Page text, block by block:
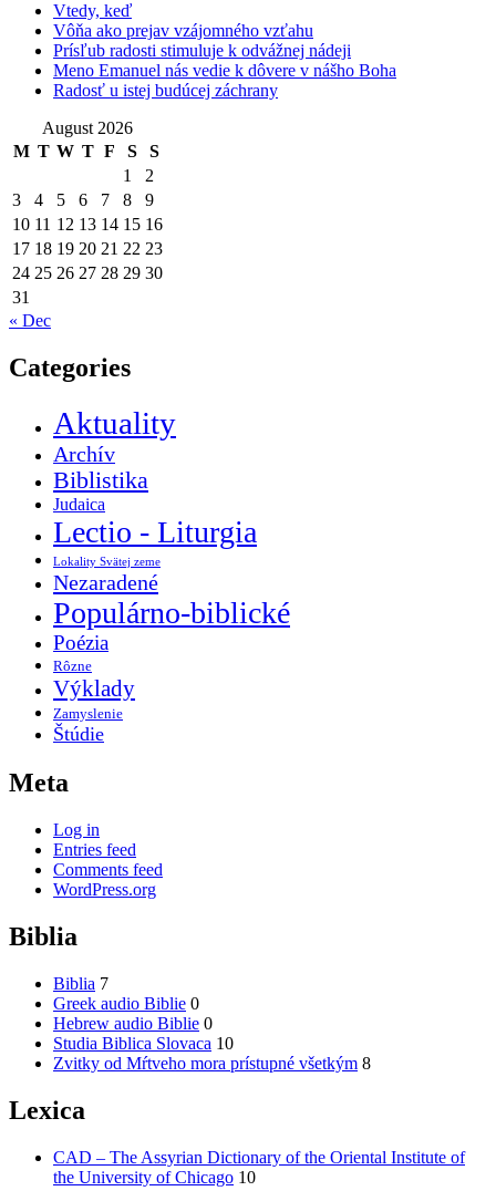
Vtedy, keď
Vôňa ako prejav vzájomného vzťahu
Prísľub radosti stimuluje k odvážnej nádeji
Meno Emanuel nás vedie k dôvere v nášho Boha
Radosť u istej budúcej záchrany
August 2026
M T W T F S
S
1
2
3
4 5 6 7 8
9
10 11 12 13 14 15 16
17 18 19 20 21 22 23
24 25 26 27 28 29 30
31
« Dec
Categories
Aktuality
Archív
Biblistika
Judaica
Lectio - Liturgia
Lokality Svätej zeme
Nezaradené
Populárno-biblické
Poézia
Rôzne
Výklady
Zamyslenie
Štúdie
Meta
Log in
Entries feed
Comments feed
WordPress.org
Biblia
Biblia 7
Greek audio Biblie 0
Hebrew audio Biblie 0
Studia Biblica Slovaca 10
Zvitky od Mŕtveho mora prístupné všetkým 8
Lexica
CAD – The Assyrian Dictionary of the Oriental Institute of
the University of Chicago 10